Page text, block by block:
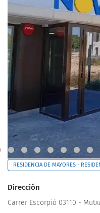
RESIDENCIA DE MAYORES -
Dirección
Carrer Escorpió 03110 -